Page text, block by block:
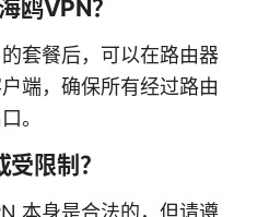
鸥VPN？
套餐后，可以在路由器
端，确保所有经过路由
。
限制？
本身是合法的，但请遵